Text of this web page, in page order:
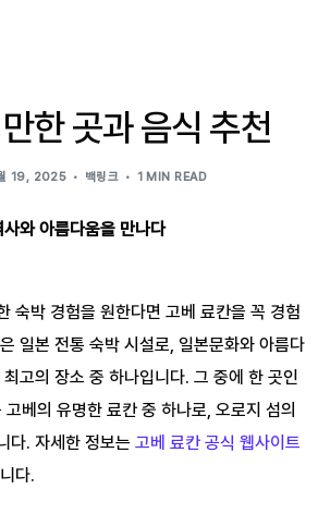
한 곳과 음식 추천
19, 2025 백링크 1 MIN READ
와 아름다움을 만나다
숙박 경험을 원한다면 고베 료칸을 꼭 경험
일본 전통 숙박 시설로, 일본문화와 아름다
고의 장소 중 하나입니다. 그 중에 한 곳인
고베의 유명한 료칸 중 하나로, 오로지 섬의
다. 자세한 정보는고베 료칸 공식 웹사이트
다.